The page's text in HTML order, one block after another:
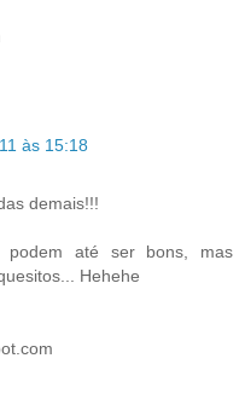
às 15:18
demais!!!
podem até ser bons, mas
Hehehe